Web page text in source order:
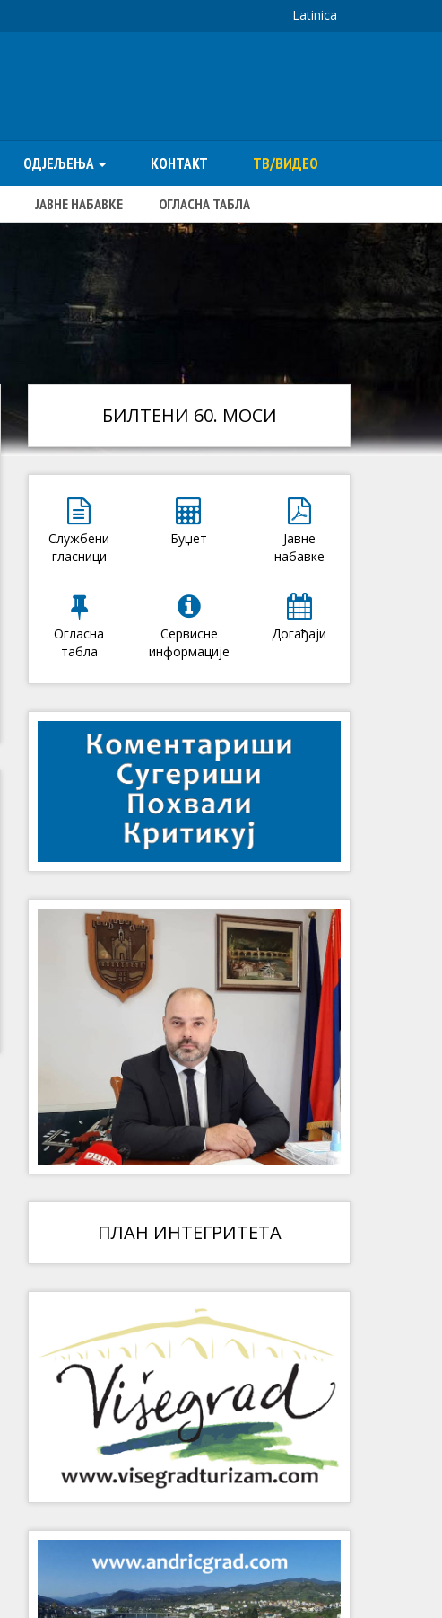
Latinica
ОДЈЕЉЕЊА КОНТАКТ ТВ/ВИДЕО
ЈАВНЕ НАБАВКЕ ОГЛАСНА ТАБЛА
БИЛТЕНИ 60. МОСИ
Службени
гласници
Буџет
Јавне
набавке
Огласна
табла
Сервисне
информације
Догађаји
ПЛАН ИНТЕГРИТЕТА